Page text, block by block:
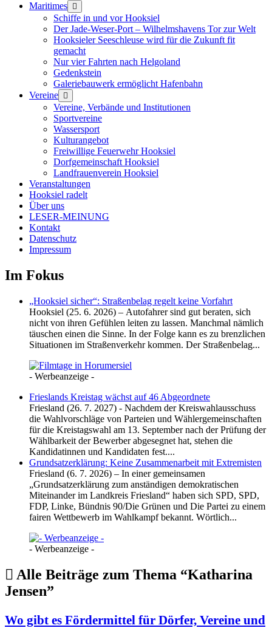
Maritimes Menü
öffnen
Schiffe in und vor Hooksiel
Der Jade-Weser-Port – Wilhelmshavens Tor zur Welt
Hooksieler Seeschleuse wird für die Zukunft fit
gemacht
Nur vier Fahrten nach Helgoland
Gedenkstein
Galeriebauwerk ermöglicht Hafenbahn
Vereine Menü
öffnen
Vereine, Verbände und Institutionen
Sportvereine
Wassersport
Kulturangebot
Freiwillige Feuerwehr Hooksiel
Dorfgemeinschaft Hooksiel
Landfrauenverein Hooksiel
Veranstaltungen
Hooksiel radelt
Über uns
LESER-MEINUNG
Kontakt
Datenschutz
Impressum
Im Fokus
„Hooksiel sicher“: Straßenbelag regelt keine Vorfahrt
Hooksiel (25. 6. 2026) – Autofahrer sind gut beraten, sich
nicht von ihren Gefühlen leiten zu lassen. Manchmal nämlich
täuschen einen die Sinne. In der Folge kann es zu brenzlichen
Situationen im Straßenverkehr kommen. Der Straßenbelag...
- Werbeanzeige -
Frieslands Kreistag wächst auf 46 Abgeordnete
Friesland (26. 7. 2027) - Nachdem der Kreiswahlausschuss
die Wahlvorschläge von Parteien und Wählergemeinschaften
für die Kreistagswahl am 13. September nach der Prüfung der
Wählbarkeit der Bewerber abgesegnet hat, stehen die
Kandidatinnen und Kandidaten fest....
Grundsatzerklärung: Keine Zusammenarbeit mit Extremisten
Friesland (6. 7. 2026) – In einer gemeinsamen
„Grundsatzerklärung zum anständigen demokratischen
Miteinander im Landkreis Friesland“ haben sich SPD, SPD,
FDP, Linke, Bündnis 90/Die Grünen und Die Partei zu einem
fairen Wettbewerb im Wahlkampf bekannt. Wörtlich...
- Werbeanzeige -
Alle Beiträge zum Thema “Katharina
Jensen”
Wo gibt es Fördermittel für Dörfer, Vereine und